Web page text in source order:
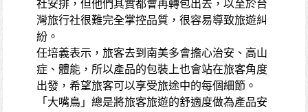
社安排，但他們其實都會再轉包出去，以至於台
灣旅行社很難完全掌控品質，很容易導致旅遊糾
紛。
任培義表示，旅客去到南美多會擔心治安、高山
症、體能，所以產品的包裝上也會站在旅客角度
出發，希望旅客可以享受旅途中的每個細節。
「大嘴鳥」總是將旅客旅遊的舒適度做為產品安